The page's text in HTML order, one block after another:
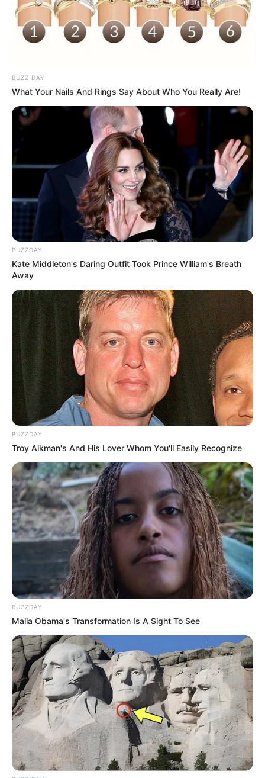
Como Fazer em Casa
Como Fazer em Casa
BUZZ DAY
What Your Nails And Rings Say About Who You Really Are!
BUZZDAY
Kate Middleton's Daring Outfit Took Prince William's Breath
Away
BUZZDAY
Troy Aikman's And His Lover Whom You'll Easily Recognize
BUZZDAY
Malia Obama's Transformation Is A Sight To See